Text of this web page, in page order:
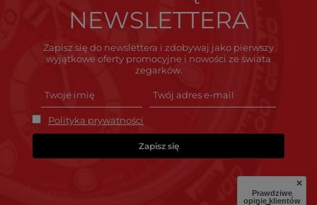
NEWSLETTERA
Zapisz się do newslettera i zdobywaj jako pierwszy
wyjątkowe oferty promocyjne i nowości ze świata
zegarków.
Polityka prywatności
Zapisz się
Prawdziwe
opinie klientów